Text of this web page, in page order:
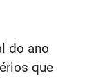
do ano
que